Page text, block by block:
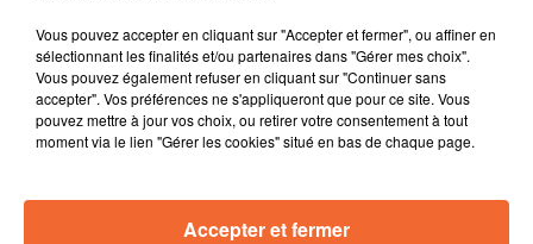
0:00
Vous pouvez accepter en cliquant sur "Accepter et fermer", ou affiner en
sélectionnant les finalités et/ou partenaires dans "Gérer mes choix".
Vous pouvez également refuser en cliquant sur "Continuer sans
accepter". Vos préférences ne s'appliqueront que pour ce site. Vous
pouvez mettre à jour vos choix, ou retirer votre consentement à tout
moment via le lien "Gérer les cookies" situé en bas de chaque page.
Accepter et fermer